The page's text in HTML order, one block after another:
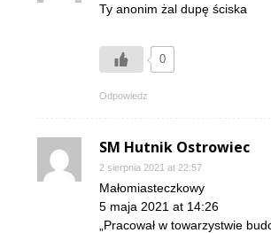
Ty anonim żal dupę ściska
0
Odpowiedz
SM Hutnik Ostrowiec
2 sierpnia 2021 at 22:57
Małomiasteczkowy
5 maja 2021 at 14:26
„Pracował w towarzystwie